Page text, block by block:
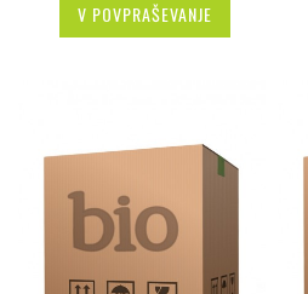
V POVPRAŠEVANJE